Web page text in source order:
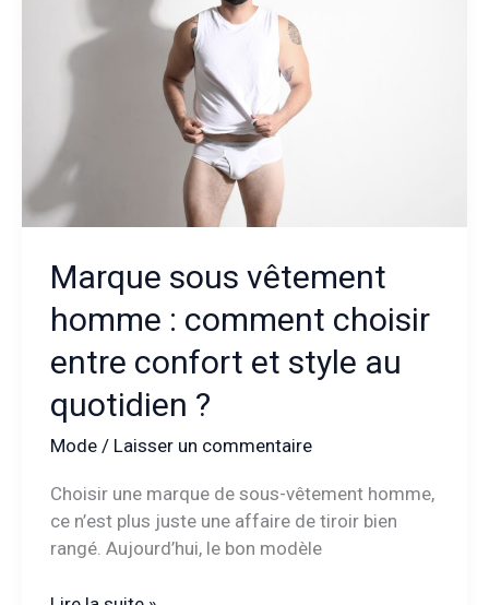
gamme
l’élégance
estivale
Marque sous vêtement
homme : comment choisir
entre confort et style au
quotidien ?
Mode/ Laisser un commentaire
Choisir une marque de sous-vêtement homme,
ce n’est plus juste une affaire de tiroir bien
rangé. Aujourd’hui, le bon modèle